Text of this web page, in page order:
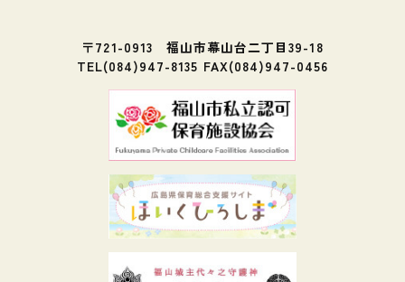
〒721-0913 福山市幕山台二丁目39-18
TEL(084)947-8135 FAX(084)947-0456